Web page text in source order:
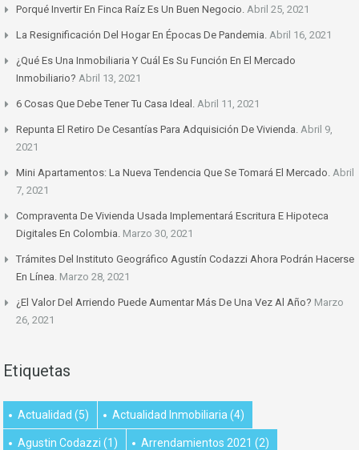
Porqué Invertir En Finca Raíz Es Un Buen Negocio. Abril 25, 2021
La Resignificación Del Hogar En Épocas De Pandemia. Abril 16, 2021
¿Qué Es Una Inmobiliaria Y Cuál Es Su Función En El Mercado
Inmobiliario? Abril 13, 2021
6 Cosas Que Debe Tener Tu Casa Ideal. Abril 11, 2021
Repunta El Retiro De Cesantías Para Adquisición De Vivienda. Abril 9,
2021
Mini Apartamentos: La Nueva Tendencia Que Se Tomará El Mercado. Abril
7, 2021
Compraventa De Vivienda Usada Implementará Escritura E Hipoteca
Digitales En Colombia. Marzo 30, 2021
Trámites Del Instituto Geográfico Agustín Codazzi Ahora Podrán Hacerse
En Línea. Marzo 28, 2021
¿El Valor Del Arriendo Puede Aumentar Más De Una Vez Al Año? Marzo
26, 2021
Etiquetas
Actualidad (5) Actualidad Inmobiliaria (4)
Agustin Codazzi (1) Arrendamientos 2021 (2)